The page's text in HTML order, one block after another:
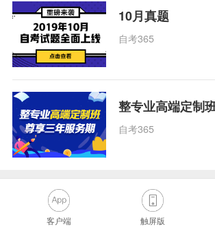
10月真题
自考365
整专业高端定制
自考365
客户端 触屏版